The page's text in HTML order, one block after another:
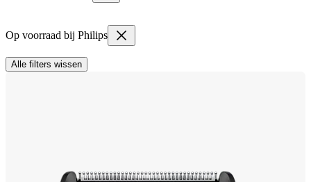
Op voorraad bij Philips
Alle filters wissen